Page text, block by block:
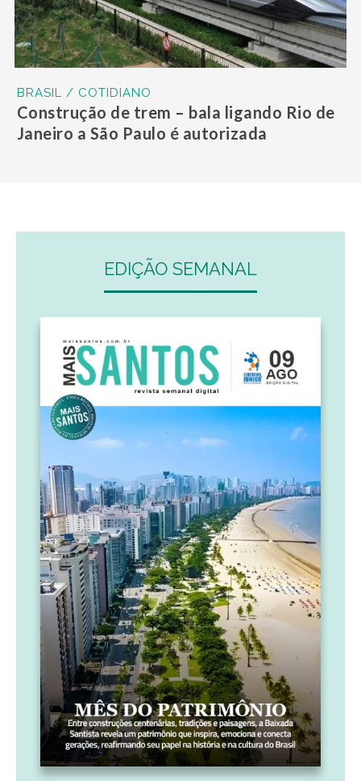
BRASIL / COTIDIANO
Construção de trem – bala ligando Rio de
Janeiro a São Paulo é autorizada
EDIÇÃO SEMANAL